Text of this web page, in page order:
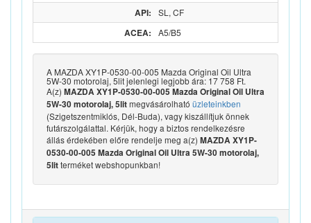
API: SL, CF
ACEA: A5/B5
A MAZDA XY1P-0530-00-005 Mazda Original Oil Ultra
5W-30 motorolaj, 5lit jelenlegi legjobb ára: 17 758 Ft.
A(z) MAZDA XY1P-0530-00-005 Mazda Original Oil Ultra
5W-30 motorolaj, 5litmegvásárolható üzleteinkben
(Szigetszentmiklós, Dél-Buda), vagy kiszállítjuk önnek
futárszolgálattal. Kérjük, hogy a biztos rendelkezésre
állás érdekében előre rendelje meg a(z) MAZDA XY1P-
0530-00-005 Mazda Original Oil Ultra 5W-30 motorolaj,
5litterméket webshopunkban!